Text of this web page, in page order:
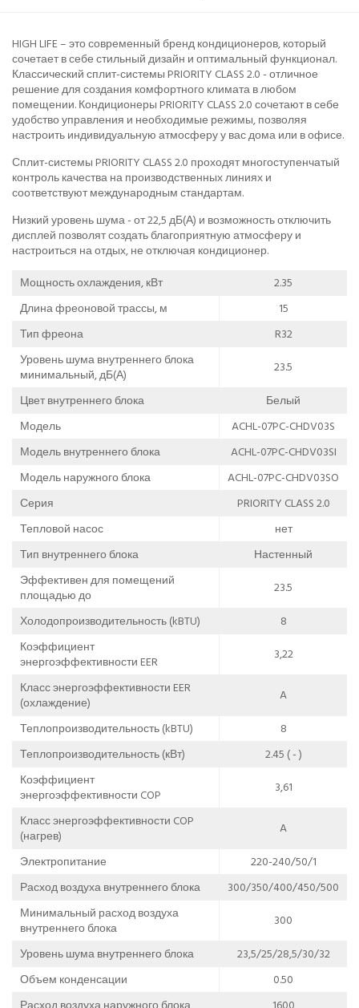
HIGH LIFE – это современный бренд кондиционеров, который
сочетает в себе стильный дизайн и оптимальный функционал.
Классический сплит-системы PRIORITY CLASS 2.0 - отличное
решение для создания комфортного климата в любом
помещении. Кондиционеры PRIORITY CLASS 2.0 сочетают в себе
удобство управления и необходимые режимы, позволяя
настроить индивидуальную атмосферу у вас дома или в офисе.
Сплит-системы PRIORITY CLASS 2.0 проходят многоступенчатый
контроль качества на производственных линиях и
соответствуют международным стандартам.
Низкий уровень шума - от 22,5 дБ(А) и возможность отключить
дисплей позволят создать благоприятную атмосферу и
настроиться на отдых, не отключая кондиционер.
Мощность охлаждения, кВт
2.35
Длина фреоновой трассы, м
15
Тип фреона
R32
Уровень шума внутреннего блока
минимальный, дБ(А)
23.5
Цвет внутреннего блока
Белый
Модель
ACHL-07PC-CHDV03S
Модель внутреннего блока
ACHL-07PC-CHDV03SI
Модель наружного блока
ACHL-07PC-CHDV03SO
Серия
PRIORITY CLASS 2.0
Тепловой насос
нет
Тип внутреннего блока
Настенный
Эффективен для помещений
площадью до
23.5
Холодопроизводительность (kBTU)
8
Коэффициент
энергоэффективности EER
3,22
Класс энергоэффективности EER
(охлаждение)
A
Теплопроизводительность (kBTU)
8
Теплопроизводительность (кВт)
2.45 ( - )
Коэффициент
энергоэффективности COP
3,61
Класс энергоэффективности COP
(нагрев)
A
Электропитание
220-240/50/1
Расход воздуха внутреннего блока
300/350/400/450/500
Минимальный расход воздуха
внутреннего блока
300
Уровень шума внутреннего блока
23,5/25/28,5/30/32
Объем конденсации
0.50